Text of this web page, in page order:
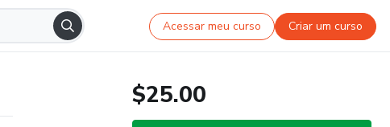
Acessar meu curso Criar um curso
$25.00